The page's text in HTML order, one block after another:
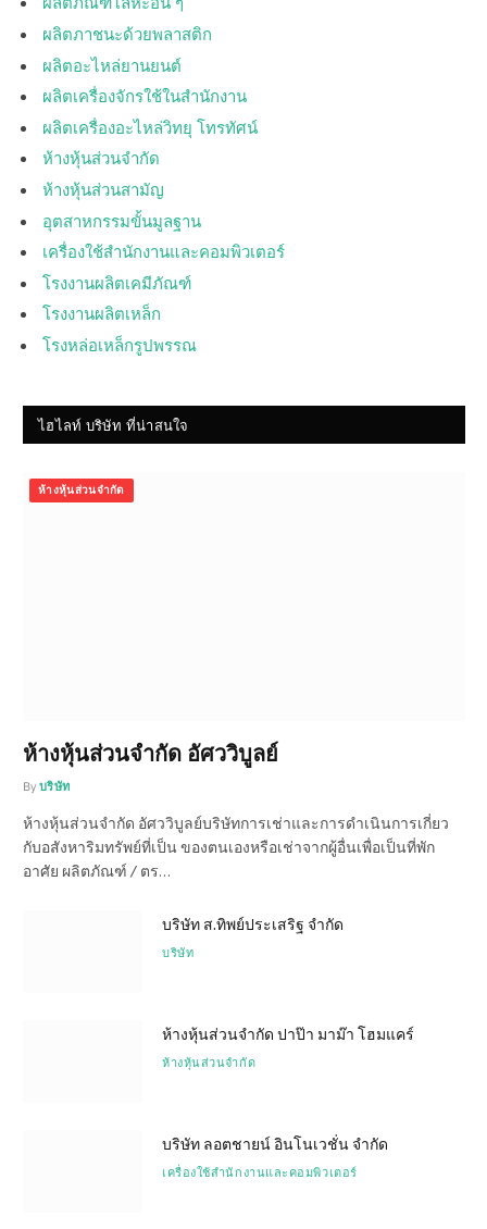
ผลิตภาชนะด้วยพลาสติก
ผลิตอะไหล่ยานยนต์
ผลิตเครื่องจักรใช้ในสำนักงาน
ผลิตเครื่องอะไหล่วิทยุ โทรทัศน์
ห้างหุ้นส่วนจำกัด
ห้างหุ้นส่วนสามัญ
อุตสาหกรรมขั้นมูลฐาน
เครื่องใช้สำนักงานและคอมพิวเตอร์
โรงงานผลิตเคมีภัณฑ์
โรงงานผลิตเหล็ก
โรงหล่อเหล็กรูปพรรณ
ไฮไลท์ บริษัท ที่น่าสนใจ
ห้างหุ้นส่วนจำกัด
ห้างหุ้นส่วนจำกัด อัศววิบูลย์
By บริษัท
ห้างหุ้นส่วนจำกัด อัศววิบูลย์บริษัทการเช่าและการดำเนินการเกี่ยว
กับอสังหาริมทรัพย์ที่เป็น ของตนเองหรือเช่าจากผู้อื่นเพื่อเป็นที่พัก
อาศัย ผลิตภัณฑ์ / ตร…
บริษัท ส.ทิพย์ประเสริฐ จำกัด
บริษัท
ห้างหุ้นส่วนจำกัด ปาป๊า มาม๊า โฮมแคร์
ห้างหุ้นส่วนจำกัด
บริษัท ลอตชายน์ อินโนเวชั่น จำกัด
เครื่องใช้สำนักงานและคอมพิวเตอร์